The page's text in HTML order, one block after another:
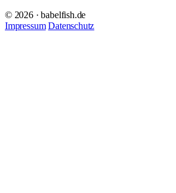
© 2026 · babelfish.de
Impressum Datenschutz